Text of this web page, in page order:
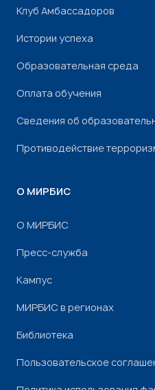
Клуб Амбассадоров
Истории успеха
Образовательная среда
Оплата обучения
Сведения об
Противодействие
О МИРБИС
О МИРБИС
Пресс-служба
Кампус
МИРБИС в регионах
Библиотека
Пользовательское